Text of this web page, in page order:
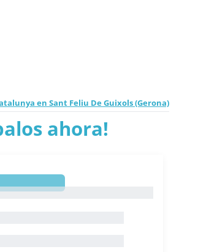
en Sant Feliu De Guixols (Gerona)
ahora!